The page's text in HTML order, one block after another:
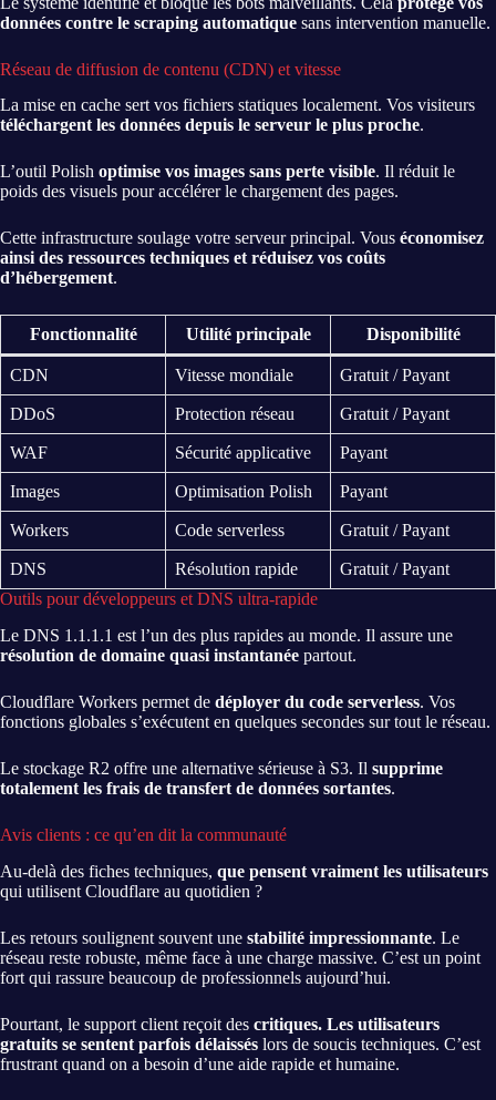
données contre le scraping automatique sans intervention manuelle.
Réseau de diffusion de contenu (CDN) et vitesse
La mise en cache sert vos fichiers statiques localement. Vos visiteurs
téléchargent les données depuis le serveur le plus proche.
L’outil Polish optimise vos images sans perte visible. Il réduit le
poids des visuels pour accélérer le chargement des pages.
Cette infrastructure soulage votre serveur principal. Vous économisez
ainsi des ressources techniques et réduisez vos coûts
d’hébergement.
Fonctionnalité Utilité principale Disponibilité
CDN Vitesse mondiale Gratuit / Payant
DDoS Protection réseau Gratuit / Payant
WAF Sécurité applicative Payant
Images Optimisation Polish Payant
Workers Code serverless Gratuit / Payant
DNS Résolution rapide
Gratuit / Payant
Outils pour développeurs et DNS ultra-rapide
Le DNS 1.1.1.1 est l’un des plus rapides au monde. Il assure une
résolution de domaine quasi instantanée partout.
Cloudflare Workers permet de déployer du code serverless. Vos
fonctions globales s’exécutent en quelques secondes sur tout le réseau.
Le stockage R2 offre une alternative sérieuse à S3. Il supprime
totalement les frais de transfert de données sortantes.
Avis clients : ce qu’en dit la communauté
Au-delà des fiches techniques, que pensent vraiment les utilisateurs
qui utilisent Cloudflare au quotidien ?
Les retours soulignent souvent une stabilité impressionnante. Le
réseau reste robuste, même face à une charge massive. C’est un point
fort qui rassure beaucoup de professionnels aujourd’hui.
Pourtant, le support client reçoit des critiques. Les utilisateurs
gratuits se sentent parfois délaissés lors de soucis techniques. C’est
frustrant quand on a besoin d’une aide rapide et humaine.